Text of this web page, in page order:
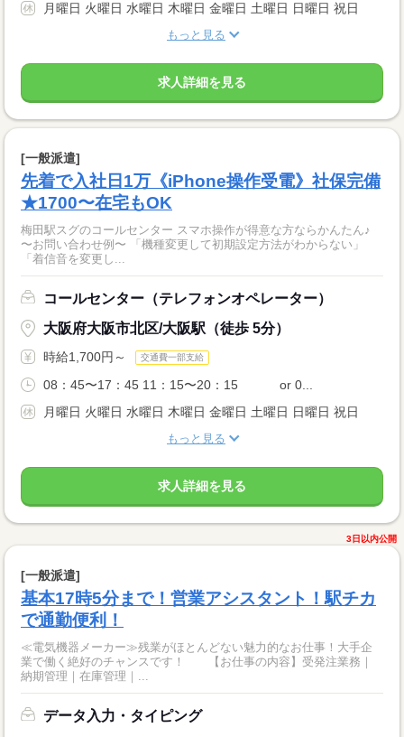
月曜日 火曜日 水曜日 木曜日 金曜日 土曜日 日曜日 祝日
もっと見る
求人詳細を見る
[一般派遣]
先着で入社日1万《iPhone操作受電》社保完備
★1700〜在宅もOK
梅田駅スグのコールセンター スマホ操作が得意な方ならかんたん♪
〜お問い合わせ例〜 「機種変更して初期設定方法がわからない」
「着信音を変更し...
コールセンター（テレフォンオペレーター）
大阪府大阪市北区/大阪駅（徒歩 5分）
時給1,700円～ 交通費一部支給
08：45〜17：45 11：15〜20：15 or 0...
月曜日 火曜日 水曜日 木曜日 金曜日 土曜日 日曜日 祝日
もっと見る
求人詳細を見る
3日以内公開
[一般派遣]
基本17時5分まで！営業アシスタント！駅チカ
で通勤便利！
≪電気機器メーカー≫残業がほとんどない魅力的なお仕事！大手企
業で働く絶好のチャンスです！ 【お仕事の内容】受発注業務｜
納期管理｜在庫管理｜...
データ入力・タイピング